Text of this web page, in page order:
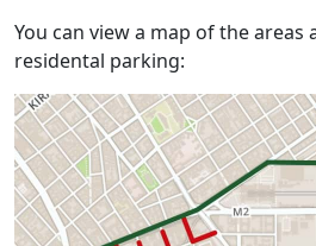
You can view a map of the areas
residental parking: